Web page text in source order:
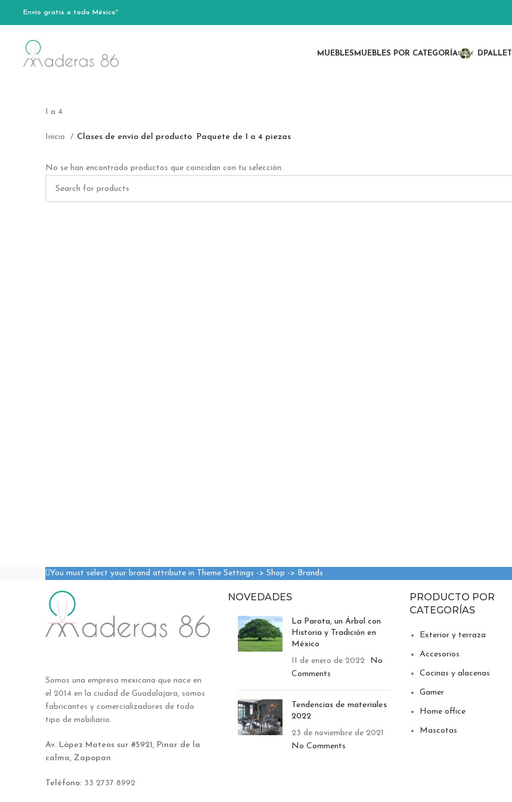
Envío gratis a todo México*
MUEBLES MUEBLES POR CATEGORÍA DPALLET
1 a 4
Inicio Clases de envío del producto Paquete de 1 a 4 piezas
No se han encontrado productos que coincidan con tu selección.
You must select your brand attribute in Theme Settings -> Shop -> Brands
Somos una empresa mexicana que nace en
el 2014 en la ciudad de Guadalajara, somos
fabricantes y comercializadores de todo
tipo de mobiliario.
Av. López Mateos sur #5921, Pinar de la
calma, Zapopan
Teléfono: 33 2737 8992
NOVEDADES
La Parota, un Árbol con
Historia y Tradición en
México
11 de enero de 2022
No
Comments
Tendencias de materiales
2022
23 de noviembre de 2021
No Comments
PRODUCTO POR
CATEGORÍAS
Exterior y terraza
Accesorios
Cocinas y alacenas
Gamer
Home office
Mascotas